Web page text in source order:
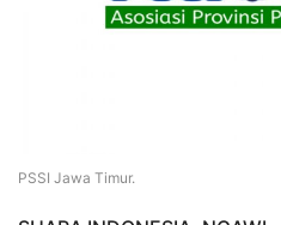
PSSI Jawa Timur.